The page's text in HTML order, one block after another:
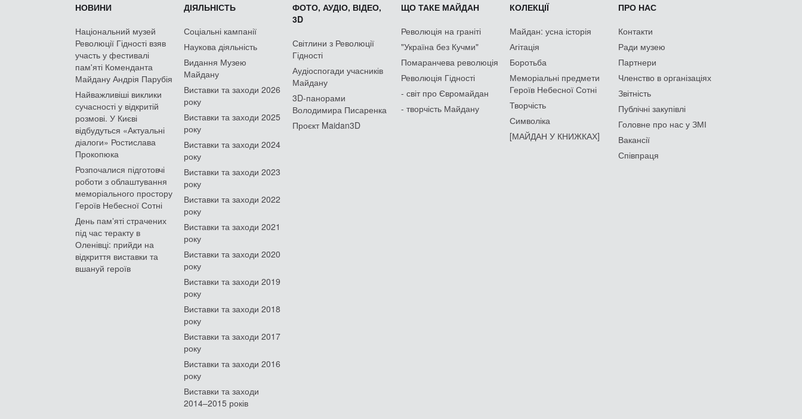
НОВИНИ
Національний музей
Революції Гідності взяв
участь у фестивалі
пам'яті Коменданта
Майдану Андрія Парубія
Найважливіші виклики
сучасності у відкритій
розмові. У Києві
відбудуться «Актуальні
діалоги» Ростислава
Прокопюка
Розпочалися підготовчі
роботи з облаштування
меморіального простору
Героїв Небесної Сотні
День памʼяті страчених
під час теракту в
Оленівці: прийди на
відкриття виставки та
вшануй героїв
ДІЯЛЬНІСТЬ
Соціальні кампанії
Наукова діяльність
Видання Музею
Майдану
Виставки та заходи 2026
року
Виставки та заходи 2025
року
Виставки та заходи 2024
року
Виставки та заходи 2023
року
Виставки та заходи 2022
року
Виставки та заходи 2021
року
Виставки та заходи 2020
року
Виставки та заходи 2019
року
Виставки та заходи 2018
року
Виставки та заходи 2017
року
Виставки та заходи 2016
року
Виставки та заходи
2014–2015 років
ФОТО, АУДІО, ВІДЕО,
3D
Світлини з Революції
Гідності
Аудіоспогади учасників
Майдану
3D-панорами
Володимира Писаренка
Проєкт Maidan3D
ЩО ТАКЕ МАЙДАН
Революція на граніті
"Україна без Кучми"
Помаранчева революція
Революція Гідності
- світ про Євромайдан
- творчість Майдану
КОЛЕКЦІЇ
Майдан: усна історія
Агітація
Боротьба
Меморіальні предмети
Героїв Небесної Сотні
Творчість
Символіка
[МАЙДАН У КНИЖКАХ]
ПРО НАС
Контакти
Ради музею
Партнери
Членство в організаціях
Звітність
Публічні закупівлі
Головне про нас у ЗМІ
Вакансії
Співпраця